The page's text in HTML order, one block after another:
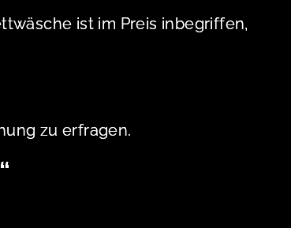
ist im Preis inbegriffen,
zu erfragen.